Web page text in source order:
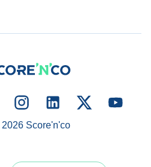
2026Score'n'co